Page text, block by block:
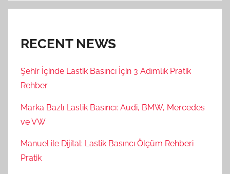
RECENT NEWS
Şehir İçinde Lastik Basıncı İçin 3 Adımlık Pratik
Rehber
Marka Bazlı Lastik Basıncı: Audi, BMW, Mercedes
ve VW
Manuel ile Dijital: Lastik Basıncı Ölçüm Rehberi
Pratik